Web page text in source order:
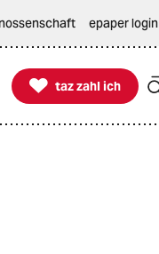
epaper login

taz zahl ich
taz zahl ich